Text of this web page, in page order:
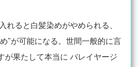
れると白髪染めがやめられる、
"が可能になる。世間一般的に言
が果たして本当に バレイヤージ